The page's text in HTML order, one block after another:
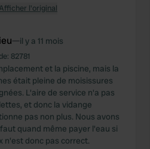
l'original
—il y a 11 mois
82781
et la piscine, mais la
était pleine de moisissures
L'aire de service n'a pas
et donc la vidange
pas non plus. Nous avons
quand même payer l'eau si
n'est donc pas correct.